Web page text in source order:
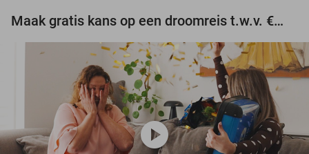
Maak gratis kans op een droomreis t.w.v. €3.000!
play_circle